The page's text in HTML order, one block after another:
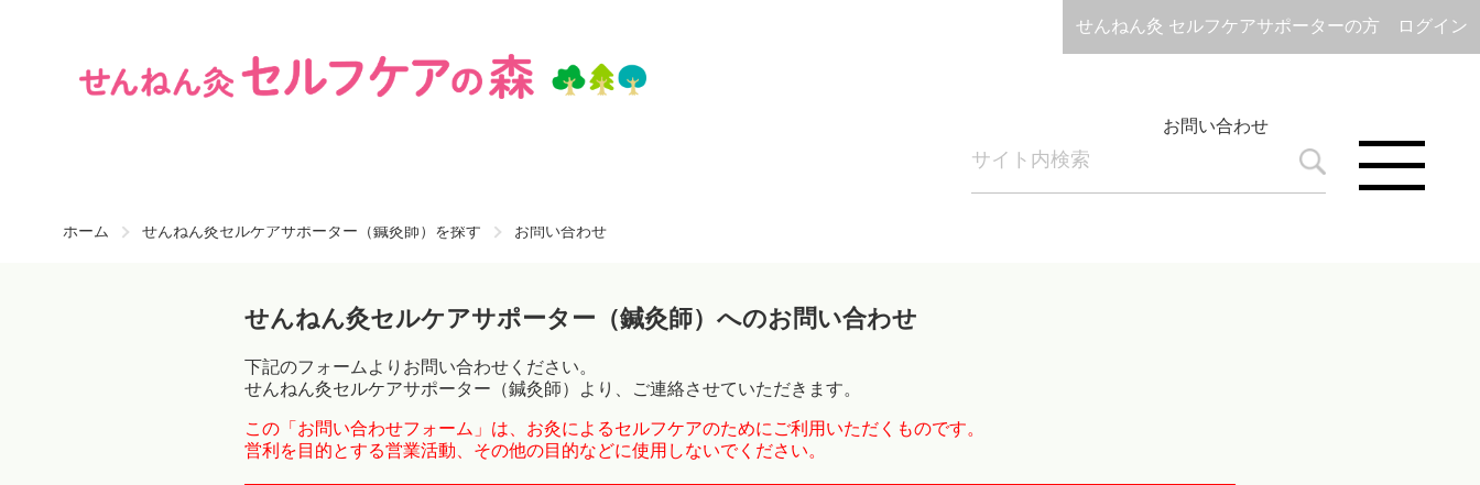
せんねん灸 セルフケアサポーターの方 ログイン
お問い合わせ
ホーム せんねん灸セルケアサポーター（鍼灸師）を探す お問い合わせ
せんねん灸セルケアサポーター（鍼灸師）へのお問い合わせ
下記のフォームよりお問い合わせください。
せんねん灸セルケアサポーター（鍼灸師）より、ご連絡させていただきます。
この「お問い合わせフォーム」は、お灸によるセルフケアのためにご利用いただくものです。
営利を目的とする営業活動、その他の目的などに使用しないでください。